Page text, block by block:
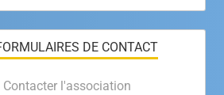
DE CONTACT
Contacter l'association